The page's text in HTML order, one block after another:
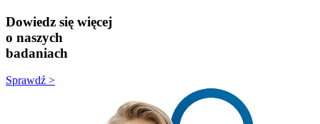
Dowiedz się więcej
o naszych
badaniach
Sprawdź >